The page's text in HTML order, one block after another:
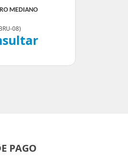
MEDIANO
08)
PAGO